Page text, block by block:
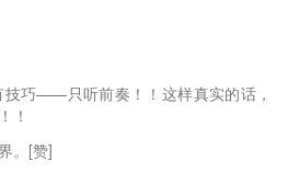
技巧——只听前奏！！这样真实的话，
！
。[赞]